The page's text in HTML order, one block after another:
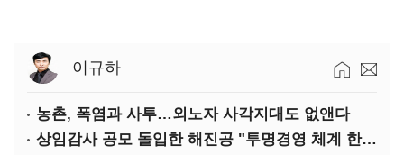
이규하
농촌, 폭염과 사투…외노자 사각지대도 없앤다
상임감사 공모 돌입한 해진공 "투명경영 체계 한층 강화"